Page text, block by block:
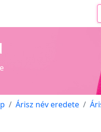
Árisz név eredete